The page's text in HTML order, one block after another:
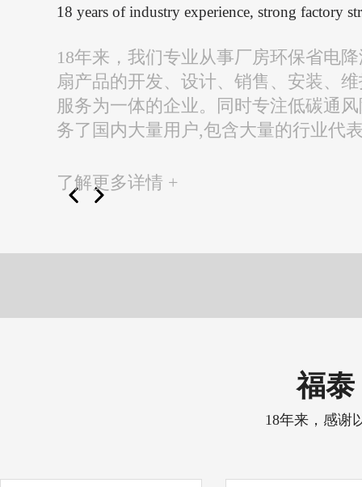
18 years of industry experience, strong factory
18年来，我们专业从事厂房环保省电
扇产品的开发、设计、销售、安装、
服务为一体的企业。同时专注低碳通
务了国内大量用户,包含大量的行业代
了解更多详情 +
福泰
18年来，感谢